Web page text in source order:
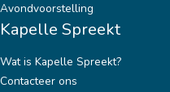
Avondvoorstelling
Kapelle Spreekt
Wat is Kapelle Spreekt?
Contacteer ons